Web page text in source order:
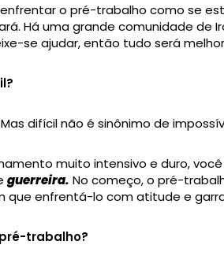
o pré-trabalho como se
Há uma grande comunidade de
se ajudar, então tudo será
difícil não é sinônimo de
muito intensivo e duro,
guerreira. No começo, o pré-
que enfrentá-lo com atitude e
trabalho?